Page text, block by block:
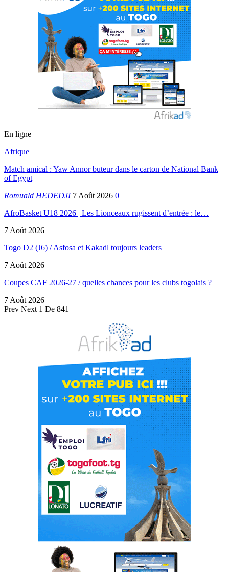
En ligne
Afrique
Match amical : Yaw Annor buteur dans le carton de National Bank
of Egypt
Romuald HEDEDJI 7 Août 2026 0
AfroBasket U18 2026 | Les Lionceaux rugissent d’entrée : le…
7 Août 2026
Togo D2 (J6) / Asfosa et Kakadl toujours leaders
7 Août 2026
Coupes CAF 2026-27 / quelles chances pour les clubs togolais ?
7 Août 2026
Prev Next 1 De 841